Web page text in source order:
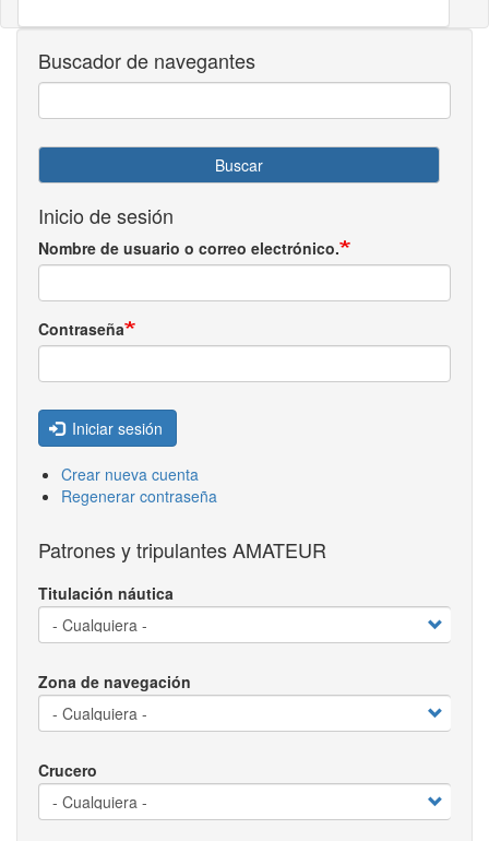
Buscador de navegantes
Buscar
Inicio de sesión
Nombre de usuario o correo electrónico.
Contraseña
Iniciar sesión
Crear nueva cuenta
Regenerar contraseña
Patrones y tripulantes AMATEUR
Titulación náutica
Zona de navegación
Crucero